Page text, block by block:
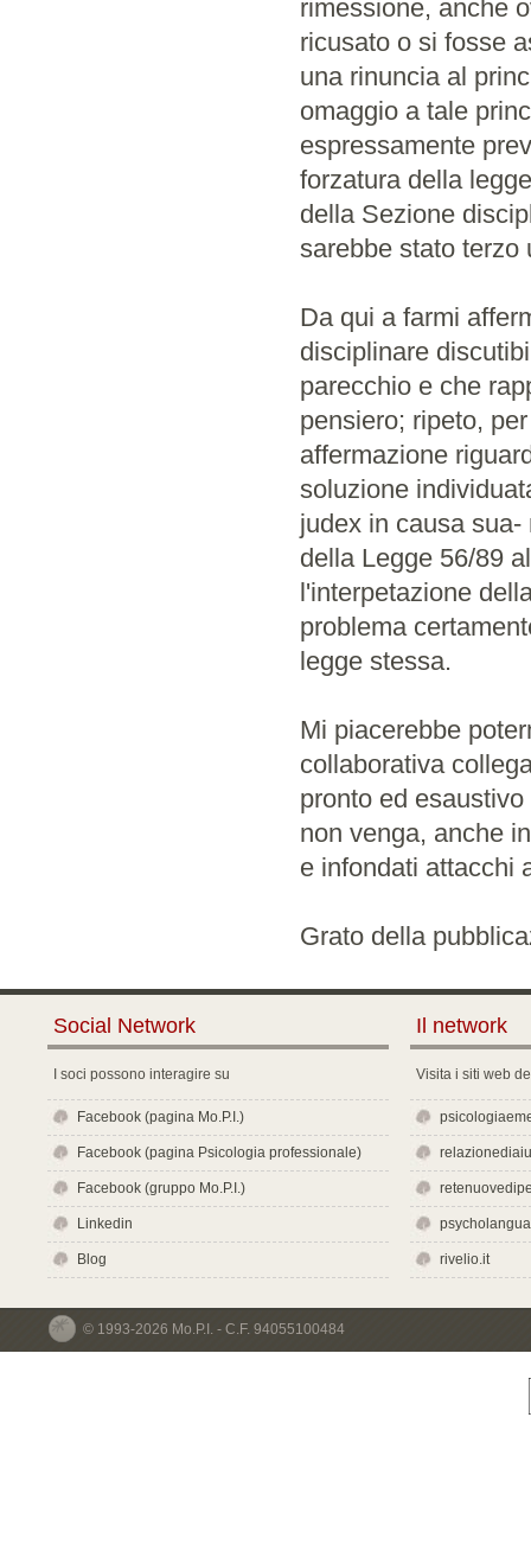
rimessione, anche
ricusato o si fosse
una rinuncia al
omaggio a tale
espressamente
forzatura della
della Sezione
sarebbe stato terzo
Da qui a farmi
disciplinare
parecchio e che
pensiero; ripeto,
affermazione
soluzione
judex in causa
della Legge 56/89
l'interpetazione
problema
legge stessa.
Mi piacerebbe
collaborativa
pronto ed
non venga, anche
e infondati attacchi
Grato della
Social Network
I soci possono interagire su
Facebook (pagina Mo.P.I.)
Facebook (pagina Psicologia professionale)
Facebook (gruppo Mo.P.I.)
Linkedin
Blog
Il network
Visita i siti web
rivelio.it
© 1993-2026 Mo.P.I. - C.F. 94055100484